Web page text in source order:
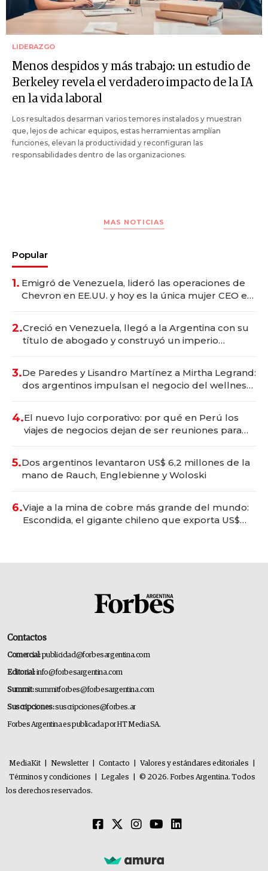
LIDERAZGO
Menos despidos y más trabajo: un estudio de
Berkeley revela el verdadero impacto de la IA
en la vida laboral
Los resultados desarman varios temores instalados y muestran
que, lejos de achicar equipos, estas herramientas amplían
funciones, elevan la productividad y reconfiguran las
responsabilidades dentro de las organizaciones.
MAS NOTICIAS
Popular
1. Emigró de Venezuela, lideró las operaciones de
Chevron en EE.UU. y hoy es la única mujer CEO en
2.Creció en Venezuela, llegó a la Argentina con su
título de abogado y construyó un imperio
3.De Paredes y Lisandro Martínez a Mirtha Legrand:
dos argentinos impulsan el negocio del wellness
4.El nuevo lujo corporativo: por qué en Perú los
viajes de negocios dejan de ser reuniones para
5.Dos argentinos levantaron US$ 6,2 millones de la
mano de Rauch, Englebienne y Woloski
6.Viaje a la mina de cobre más grande del mundo:
Escondida, el gigante chileno que exporta US$
Contactos
Comercial:publicidad@forbesargentina.com
Editorial:info@forbesargentina.com
Summit:summitforbes@forbesargentina.com
Suscripciones:suscripciones@forbes.ar
Forbes Argentina es publicada por HT Media SA.
MediaKit Newsletter Contacto Valores y estándares editoriales
Términos y condiciones
Legales
© 2026. Forbes Argentina. Todos
los derechos reservados.